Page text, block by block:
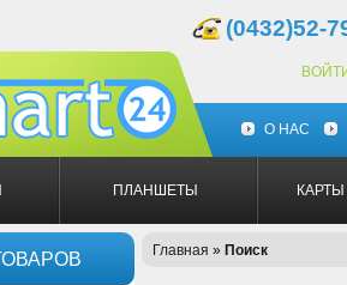
(0432)52-
О НАС
ПЛАНШЕТЫ
Главная » Поиск